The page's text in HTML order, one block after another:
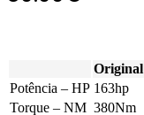
Original
Potência – HP 163hp
Torque – NM 380Nm